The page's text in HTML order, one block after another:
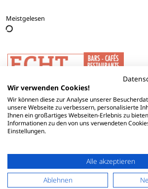
Meistgelesen
Wir verwenden Cookies!
Wir können diese zur Analyse unserer
unsere Webseite zu verbessern, personalisierte
Ihnen ein großartiges Webseiten-Erlebnis zu
Informationen zu den von uns verwendeten
Einstellungen.
Alle akzeptieren
Ablehnen